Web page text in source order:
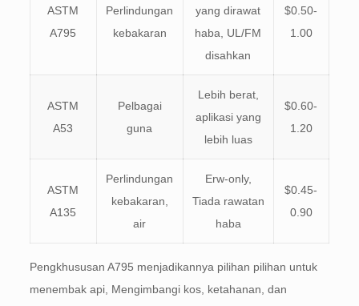
ASTM
A795
Perlindungan
kebakaran
yang dirawat
haba, UL/FM
disahkan
$0.50-
1.00
ASTM
A53
Pelbagai
guna
Lebih berat,
aplikasi yang
lebih luas
$0.60-
1.20
ASTM
A135
Perlindungan
kebakaran,
air
Erw-only,
Tiada rawatan
haba
$0.45-
0.90
Pengkhususan A795 menjadikannya pilihan pilihan untuk
menembak api, Mengimbangi kos, ketahanan, dan